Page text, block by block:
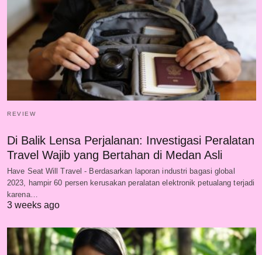
REVIEW
Di Balik Lensa Perjalanan: Investigasi Peralatan
Travel Wajib yang Bertahan di Medan Asli
Have Seat Will Travel - Berdasarkan laporan industri bagasi global
2023, hampir 60 persen kerusakan peralatan elektronik petualang terjadi
karena…
3 weeks ago